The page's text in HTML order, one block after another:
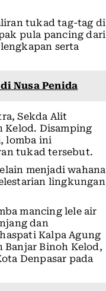
tukad tag-tag di
pula pancing dari
serta
Nusa Penida
Sekda Alit
Kelod. Disamping
lomba ini
tukad tersebut.
menjadi wahana
lingkungan
mancing lele air
dan
Kalpa Agung
Banjar Binoh Kelod,
Denpasar pada